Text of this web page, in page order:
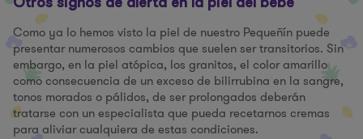
Como ya lo hemos visto la piel de nuestro Pequeñín puede
presentar numerosos cambios que suelen ser transitorios. Sin
embargo, en la piel atópica, los granitos, el color amarillo
como consecuencia de un exceso de bilirrubina en la sangre,
tonos morados o pálidos, de ser prolongados deberán
tratarse con un especialista que pueda recetarnos cremas
para aliviar cualquiera de estas condiciones.